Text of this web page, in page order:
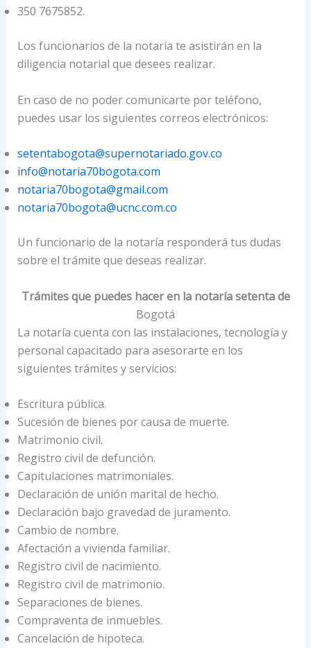
350 7675852.
Los funcionarios de la notaría te asistirán en la
diligencia notarial que desees realizar.
En caso de no poder comunicarte por teléfono,
puedes usar los siguientes correos electrónicos:
setentabogota@supernotariado.gov.co
info@notaria70bogota.com
notaria70bogota@gmail.com
notaria70bogota@ucnc.com.co
Un funcionario de la notaría responderá tus dudas
sobre el trámite que deseas realizar.
Trámites que puedes hacer en la notaría setenta de
Bogotá
La notaría cuenta con las instalaciones, tecnología y
personal capacitado para asesorarte en los
siguientes trámites y servicios:
Escritura pública.
Sucesión de bienes por causa de muerte.
Matrimonio civil.
Registro civil de defunción.
Capitulaciones matrimoniales.
Declaración de unión marital de hecho.
Declaración bajo gravedad de juramento.
Cambio de nombre.
Afectación a vivienda familiar.
Registro civil de nacimiento.
Registro civil de matrimonio.
Separaciones de bienes.
Compraventa de inmuebles.
Cancelación de hipoteca.